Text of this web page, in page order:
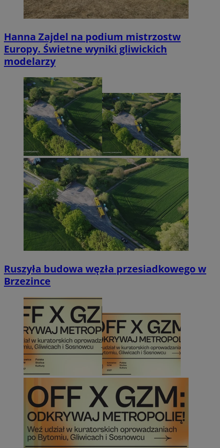
Hanna Zajdel na podium mistrzostw
Europy. Świetne wyniki gliwickich
modelarzy
Ruszyła budowa węzła przesiadkowego w
Brzezince